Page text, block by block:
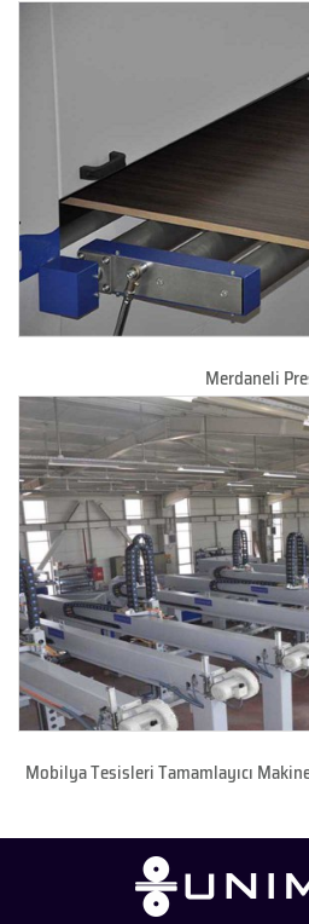
Merdaneli
Mobilya Tesisleri Tamamlayıcı